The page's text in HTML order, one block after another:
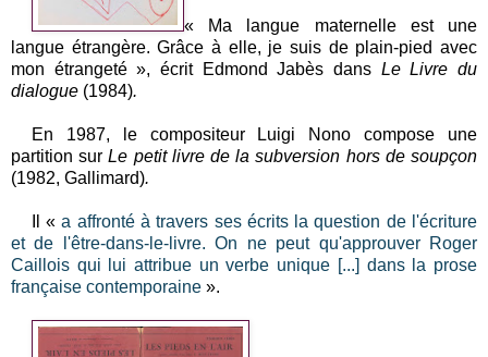
« Ma langue maternelle est une
langue étrangère. Grâce à elle, je suis de plain-pied avec
mon étrangeté », écrit Edmond Jabès dans Le Livre du
dialogue (1984).
En 1987, le compositeur Luigi Nono compose une
partition surLe petit livre de la subversion hors de soupçon
(1982, Gallimard).
Il «a affronté à travers ses écrits la question de l'écriture
et de l'être-dans-le-livre. On ne peut qu'approuver Roger
Caillois qui lui attribue un verbe unique [...] dans la prose
française contemporaine ».